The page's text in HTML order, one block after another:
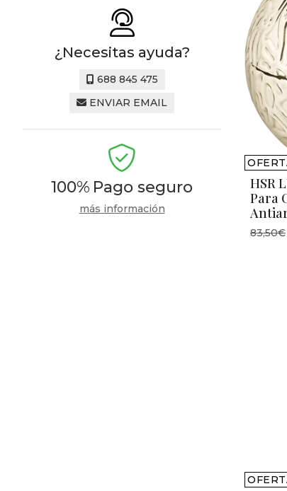
HSR
Para
83,50€
¿Necesitas ayuda?
688 845 475
ENVIAR EMAIL
100% Pago seguro
más información